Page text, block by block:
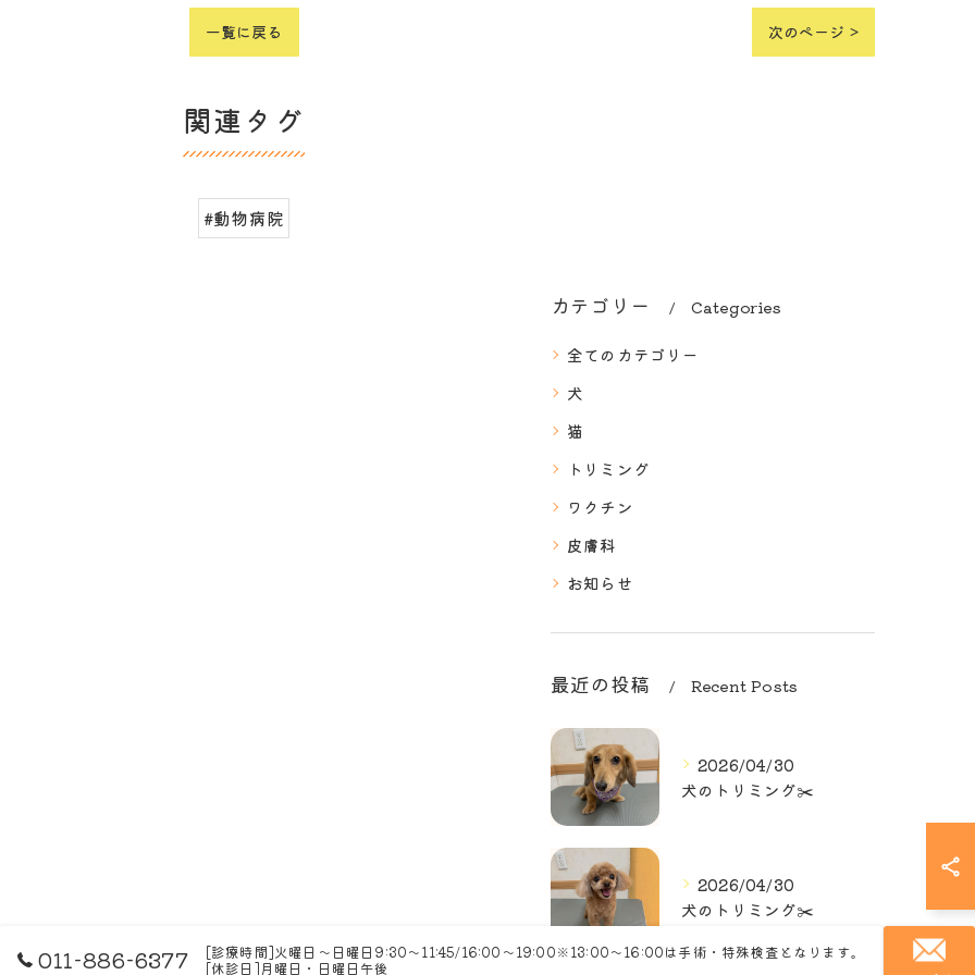
一覧に戻る 次のページ >
関連タグ
#動物病院
カテゴリー Categories
全てのカテゴリー
犬
猫
トリミング
ワクチン
皮膚科
お知らせ
最近の投稿 Recent Posts
2026/04/30
犬のトリミング✂️
2026/04/30
犬のトリミング✂️
011-886-6377 [診療時間]火曜日～日曜日9:30～11:45/16:00～19:00※13:00～16:00は手術・特殊検査となります。
[休診日]月曜日・日曜日午後